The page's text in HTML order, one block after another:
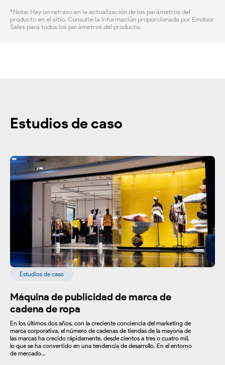
*Nota: Hay un retraso en la actualización de los parámetros del
producto en el sitio. Consulte la información proporcionada por Emdoor
Sales para todos los parámetros del producto.
Estudios de caso
Estudios de caso
Máquina de publicidad de marca de
cadena de ropa
En los últimos dos años, con la creciente conciencia del marketing de
marca corporativa, el número de cadenas de tiendas de la mayoría de
las marcas ha crecido rápidamente, desde cientos a tres o cuatro mil,
lo que se ha convertido en una tendencia de desarrollo. En el entorno
de mercado...